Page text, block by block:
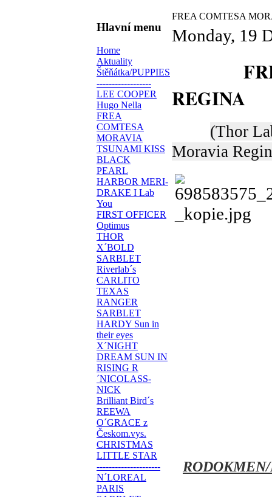
Hlavní menu
Home
Aktuality
Štěňátka/PUPPIES
------------------
LEE COOPER
Hugo Nella
FREA
COMTESA
MORAVIA
TSUNAMI KISS
BLACK
PEARL
HARBOR MERI-
DRAKE I Lab
You
FIRST OFFICER
Optimus
THOR
X´BOLD
SARBLET
Riverlab´s
CARLITO
TEXAS
RANGER
SARBLET
HARDY Sun in
their eyes
X´NIGHT
DREAM SUN IN
RISING R
´NICOLASS-
NICK
Brilliant Bird´s
REEWA
O´GRACE z
Českom.vys.
CHRISTMAS
LITTLE STAR
---------------------
N´LOREAL
PARIS
FREA COMTESA
Monday, 19
FREA
REGINA
(Thor
Moravia